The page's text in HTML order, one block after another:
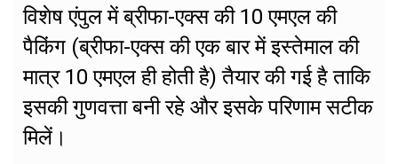
विशेष एंपुल में ब्रीफा-एक्स की 10 एमएल की
पैकिंग (ब्रीफा-एक्स की एक बार में इस्तेमाल की
मात्र 10 एमएल ही होती है) तैयार की गई है ताकि
इसकी गुणवत्ता बनी रहे और इसके परिणाम सटीक
मिलें।